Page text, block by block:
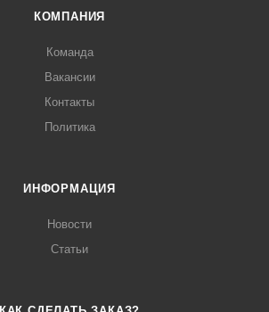
КОМПАНИЯ
Команда
Вакансии
Контакты
Политика
ИНФОРМАЦИЯ
Новости
Статьи